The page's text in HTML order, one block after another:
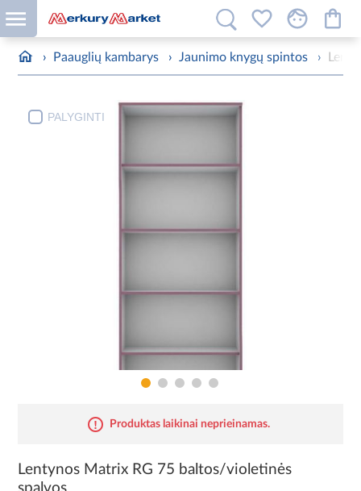
› Paauglių kambarys › Jaunimo knygų spintos ›
PALYGINTI
Produktas laikinai neprieinamas.
Lentynos Matrix RG 75 baltos/violetinės